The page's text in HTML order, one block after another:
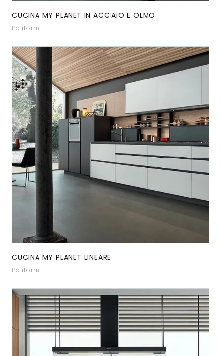
CUCINA MY PLANET IN ACCIAIO E OLMO
Poliform
CUCINA MY PLANET LINEARE
Poliform